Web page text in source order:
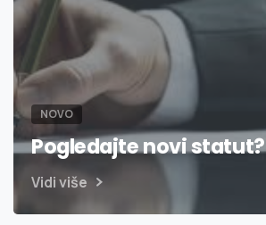
NOVO
Pogledajte novi statut?
Vidi više